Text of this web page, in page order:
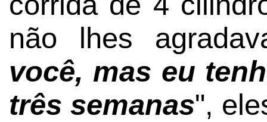
não lhes
você, mas eu
três semanas",